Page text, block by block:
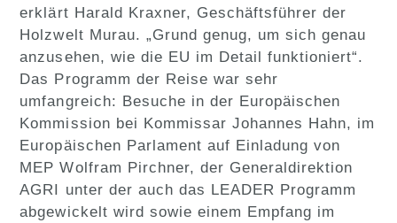
erklärt Harald Kraxner, Geschäftsführer der
Holzwelt Murau. „Grund genug, um sich genau
anzusehen, wie die EU im Detail funktioniert“.
Das Programm der Reise war sehr
umfangreich: Besuche in der Europäischen
Kommission bei Kommissar Johannes Hahn, im
Europäischen Parlament auf Einladung von
MEP Wolfram Pirchner, der Generaldirektion
AGRI unter der auch das LEADER Programm
abgewickelt wird sowie einem Empfang im